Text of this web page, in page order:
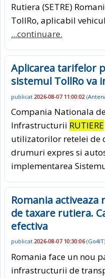
Rutiera (SETRE)
TollRo, aplicabil
...continuare.
Aplicarea tarifelor
sistemul TollRo va
publicat 2026-08-07 11:00:02 (
Compania Nationala
Infrastructurii RUTIERE
utilizatorilor retelei de
drumuri expres si
implementarea
Romania
de taxare rutiera.
efectiva
publicat 2026-08-07 10:30:06(Go4IT)
Romania face un nou
infrastructurii de